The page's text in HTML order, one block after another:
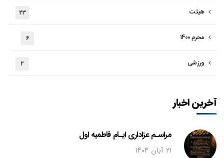
هیئت ۲۳
محرم ۱۴۰۰ ۶
ورزشی ۲
آخرین اخبار
مراسـم عزاداری ایـام فاطمیه اول
۲۱ آبان ۱۴۰۴